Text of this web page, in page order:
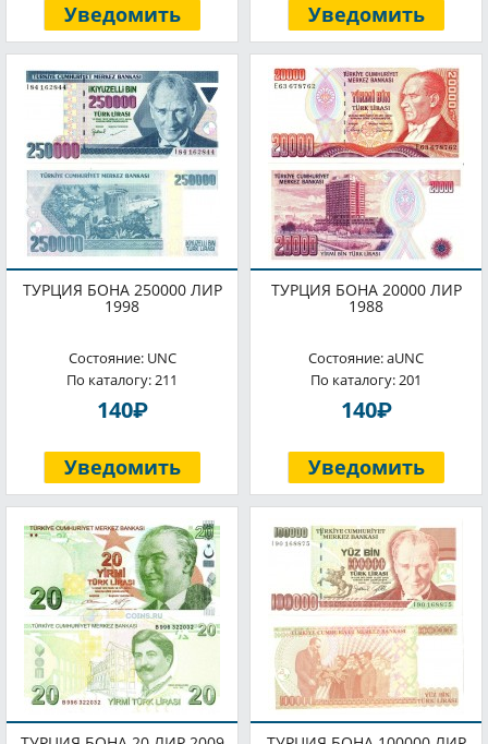
Уведомить Уведомить
ТУРЦИЯ БОНА 250000 ЛИР
1998
Состояние: UNC
По каталогу: 211
140P
Уведомить
ТУРЦИЯ БОНА 20000 ЛИР
1988
Состояние: aUNC
По каталогу: 201
140P
Уведомить